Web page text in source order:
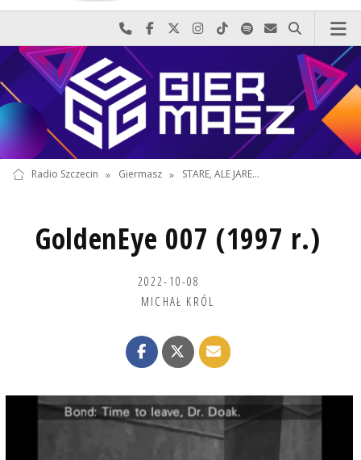
Najlepiej po prostu do nas zadzwoń
Odwiedź nas na Facebook-u
Odwiedź nas na X
Odwiedź nas na Instagram-ie
Odwiedź nas na TikTok-u
Szukaj nas na Spotify
Wyślij do nas
Szukaj
Radio Szczecin » Giermasz » STARE, ALE JARE...
GoldenEye 007 (1997 r.)
2022-10-08
MICHAŁ KRÓL